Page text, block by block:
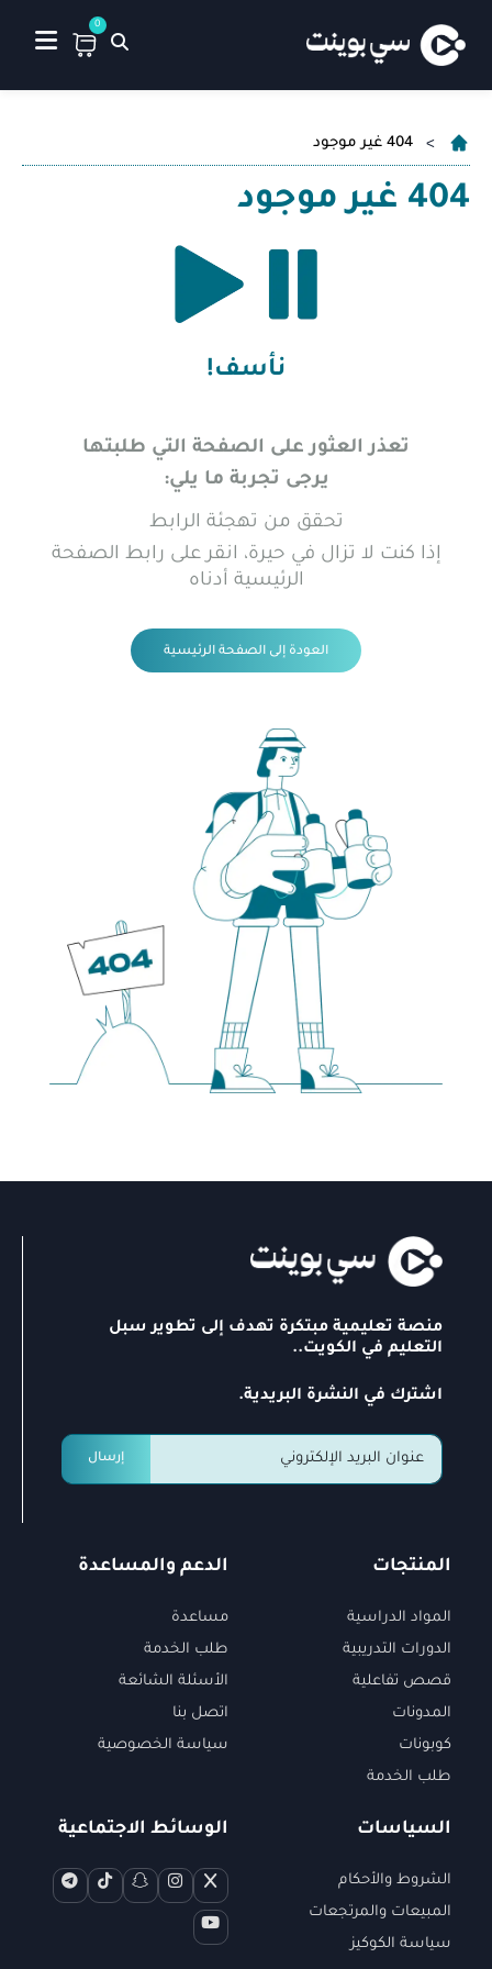
0
404 غير موجود
404 غير موجود
نأسف!
تعذر العثور على الصفحة التي طلبتها
يرجى تجربة ما يلي:
تحقق من تهجئة الرابط
إذا كنت لا تزال في حيرة، انقر على رابط الصفحة
الرئيسية أدناه
العودة إلى الصفحة الرئيسية
منصة تعليمية مبتكرة تهدف إلى تطوير سبل
التعليم في الكويت..
اشترك في النشرة البريدية.
إرسال
المنتجات
المواد الدراسية
الدورات التدريبية
قصص تفاعلية
المدونات
كوبونات
طلب الخدمة
الدعم والمساعدة
مساعدة
طلب الخدمة
الأسئلة الشائعة
اتصل بنا
سياسة الخصوصية
السياسات
الشروط والأحكام
المبيعات والمرتجعات
سياسة الكوكيز
الوسائط الاجتماعية